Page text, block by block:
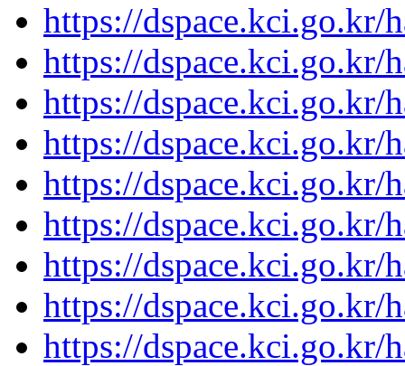
https://dspace.kci.go.kr/
https://dspace.kci.go.kr/
https://dspace.kci.go.kr/
https://dspace.kci.go.kr/
https://dspace.kci.go.kr/
https://dspace.kci.go.kr/
https://dspace.kci.go.kr/
https://dspace.kci.go.kr/
https://dspace.kci.go.kr/